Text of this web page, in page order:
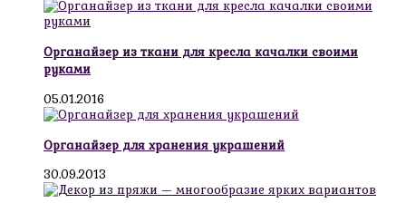
Органайзер из ткани для кресла качалки своими
руками
05.01.2016
Органайзер для хранения украшений
30.09.2013